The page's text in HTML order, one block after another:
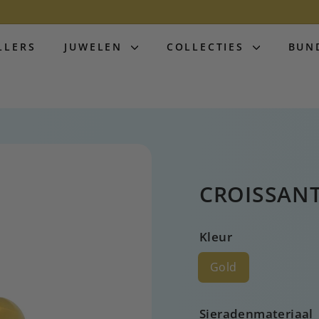
JUWELEN COLLECTIES
Kleur
Gold
Sieradenmateriaal